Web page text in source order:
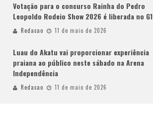
Votação para o concurso Rainha do Pedro
Leopoldo Rodeio Show 2026 é liberada no G1
Redacao 11 de maio de 2026
Luau do Akatu vai proporcionar experiência
praiana ao público neste sábado na Arena
Independência
Redacao 11 de maio de 2026